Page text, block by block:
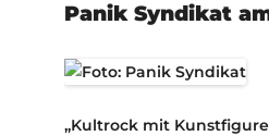
Panik Syndikat
„Kultrock mit